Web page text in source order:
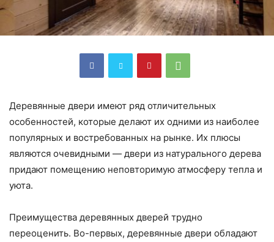
Деревянные двери имеют ряд отличительных
особенностей, которые делают их одними из наиболее
популярных и востребованных на рынке. Их плюсы
являются очевидными — двери из натурального дерева
придают помещению неповторимую атмосферу тепла и
уюта.
Преимущества деревянных дверей трудно
переоценить. Во-первых, деревянные двери обладают